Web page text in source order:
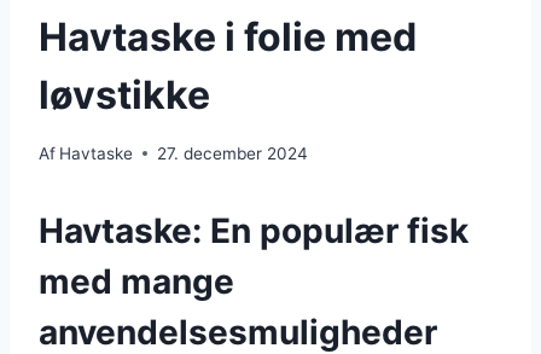
Havtaske i folie med
løvstikke
Af Havtaske 27. december 2024
Havtaske: En populær fisk
med mange
anvendelsesmuligheder